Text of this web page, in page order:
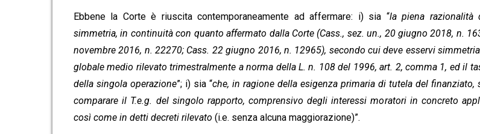
Ebbene la Corte è riuscita contemporaneamente ad affermare: i) sia “la piena
simmetria, in continuità con quanto affermato dalla Corte (Cass., sez. un., 20 giugno 2018, n.
novembre 2016, n. 22270; Cass. 22 giugno 2016, n. 12965), secondo cui deve esservi
globale medio rilevato trimestralmente a norma della L. n. 108 del 1996, art. 2, comma 1, ed il
della singola operazione”; i) sia “che, in ragione della esigenza primaria di tutela del finanziato,
comparare il T.e.g. del singolo rapporto, comprensivo degli interessi moratori in concreto
così come in detti decreti rilevato (i.e. senza alcuna maggiorazione)”.